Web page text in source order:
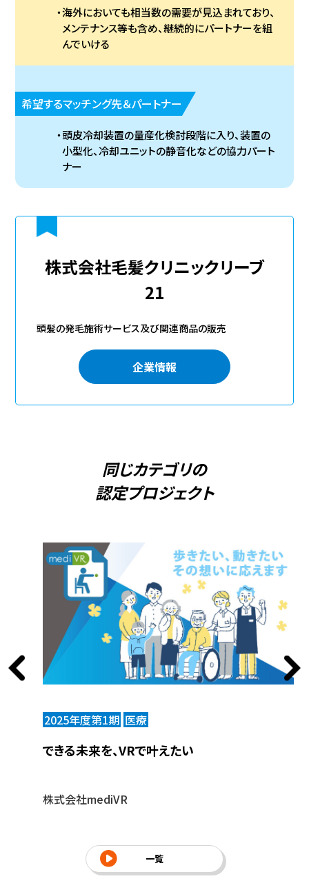
海外においても相当数の需要が見込まれており、
メンテナンス等も含め、継続的にパートナーを組
んでいける
希望するマッチング先＆パートナー
頭皮冷却装置の量産化検討段階に入り、装置の
小型化、冷却ユニットの静音化などの協力パート
ナー
株式会社毛髪クリニックリーブ
21
頭髪の発毛施術サービス及び関連商品の販売
企業情報
同じカテゴリの
認定プロジェクト
2025年度第1期 医療
できる未来を、VRで叶えたい
株式会社mediVR
一覧